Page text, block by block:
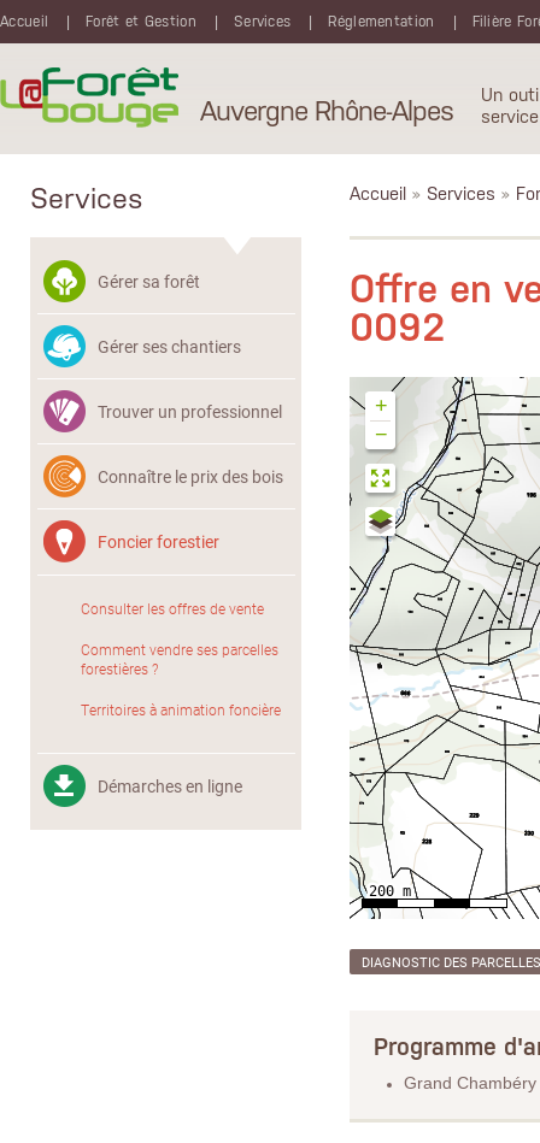
Accueil
Forêt et Gestion Services Réglementation Filière
Auvergne Rhône-Alpes
Un
Services
Gérer sa forêt
Gérer ses chantiers
Trouver un professionnel
Connaître le prix des bois
Foncier forestier
Consulter les offres de vente
Comment vendre ses parcelles
forestières ?
Territoires à animation foncière
Démarches en ligne
Accueil » Services »
Offre en
0092
+
−
DIAGNOSTIC DES PARCELLES
Programme
Grand Chambéry